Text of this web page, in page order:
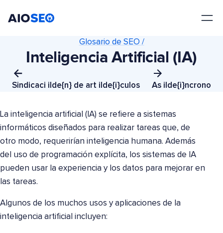
Sindicaci ilde{n} de art ilde{i}culos
Glosario de SEO /
Inteligencia Artificial (IA)
As ilde{i}ncrono
La inteligencia artificial (IA) se refiere a sistemas
informáticos diseñados para realizar tareas que, de
otro modo, requerirían inteligencia humana. Además
del uso de programación explícita, los sistemas de IA
pueden usar la experiencia y los datos para mejorar en
las tareas.
Algunos de los muchos usos y aplicaciones de la
inteligencia artificial incluyen: